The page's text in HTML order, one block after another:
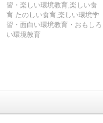
習・楽しい環境教育,楽しい食
育 たのしい食育,楽しい環境学
習・面白い環境教育・おもしろ
い環境教育